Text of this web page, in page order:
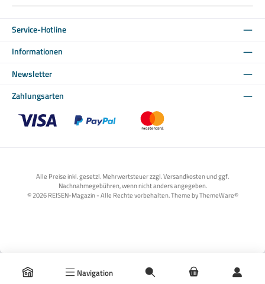
Navigation
Service-Hotline
Informationen
Newsletter
Zahlungsarten
Alle Preise inkl. gesetzl. Mehrwertsteuer zzgl. Versandkosten und ggf.
Nachnahmegebühren, wenn nicht anders angegeben.
© 2026 REISEN-Magazin - Alle Rechte vorbehalten. Theme byThemeWare®